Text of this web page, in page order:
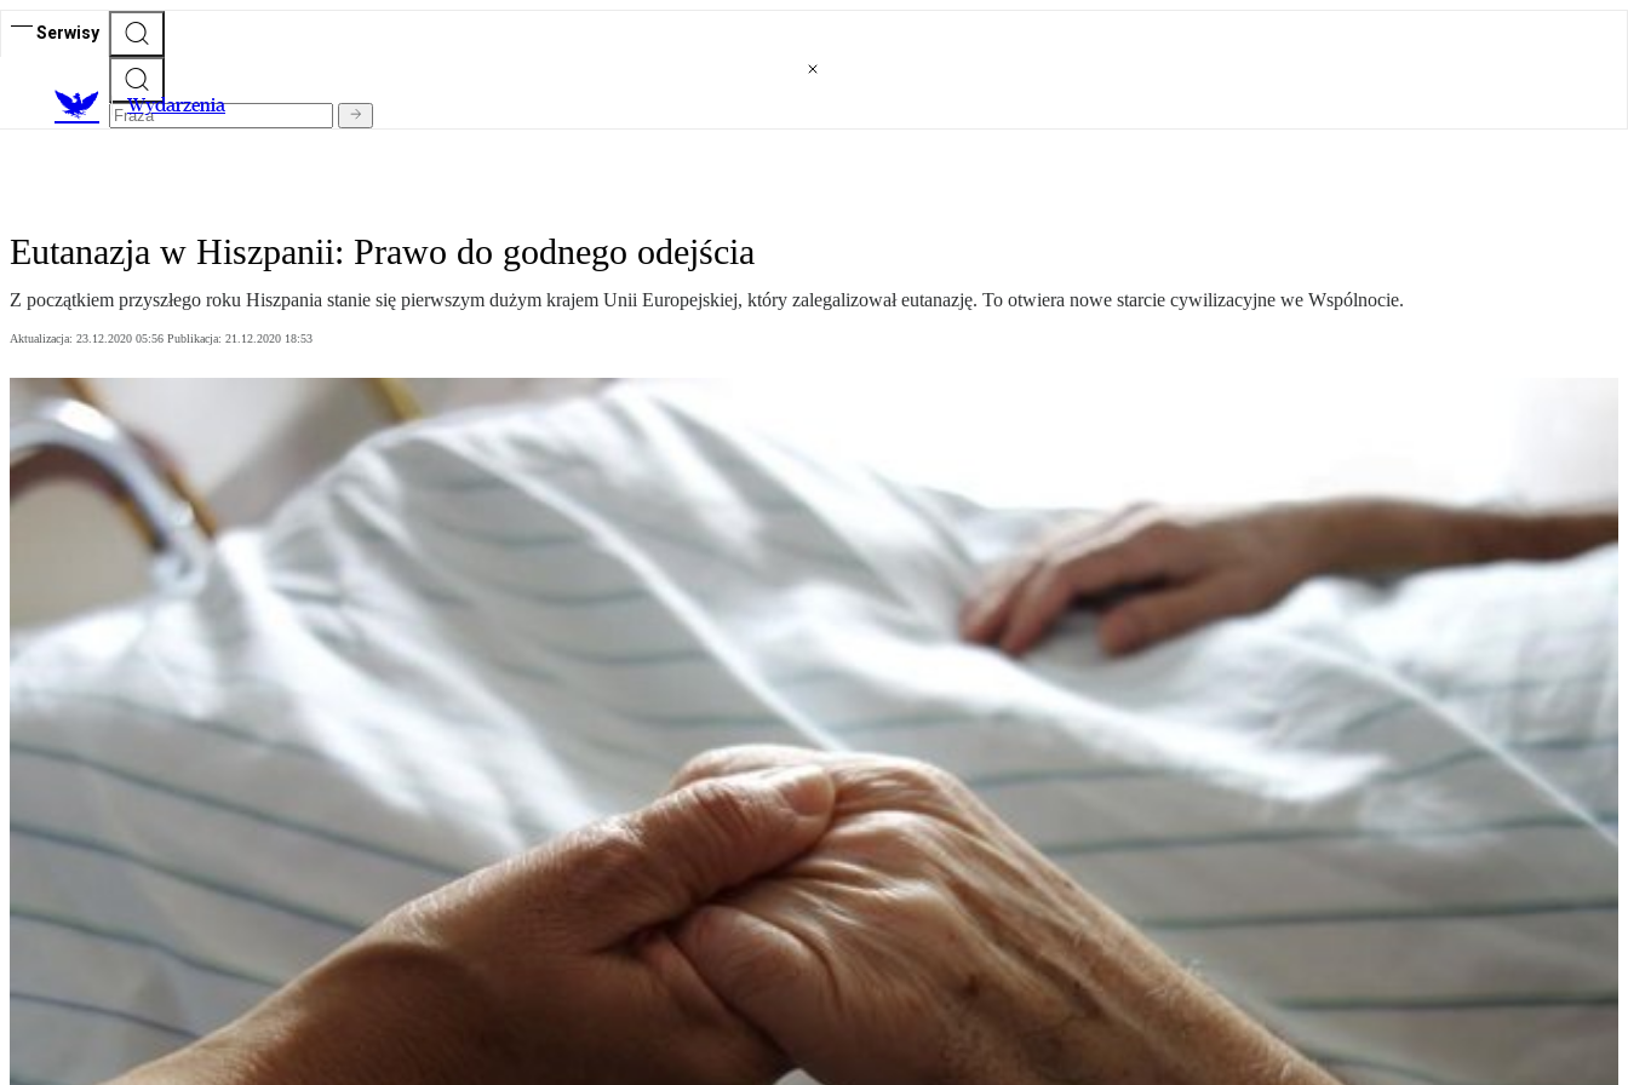
Serwisy
Wydarzenia
Eutanazja w Hiszpanii: Prawo do godnego odejścia
Z początkiem przyszłego roku Hiszpania stanie się pierwszym dużym krajem Unii Europejskiej, który zalegalizował eutanazję. To otwiera nowe starcie cywilizacyjne we Wspólnocie.
Aktualizacja: 23.12.2020 05:56 Publikacja: 21.12.2020 18:53